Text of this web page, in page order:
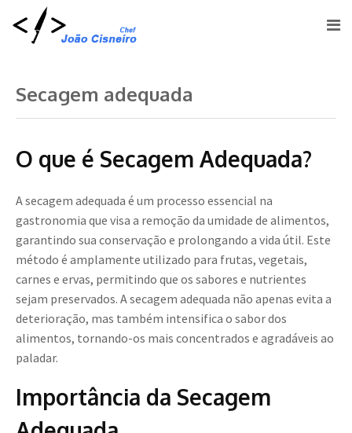
Secagem adequada
O que é Secagem Adequada?
A secagem adequada é um processo essencial na
gastronomia que visa a remoção da umidade de alimentos,
garantindo sua conservação e prolongando a vida útil. Este
método é amplamente utilizado para frutas, vegetais,
carnes e ervas, permitindo que os sabores e nutrientes
sejam preservados. A secagem adequada não apenas evita a
deterioração, mas também intensifica o sabor dos
alimentos, tornando-os mais concentrados e agradáveis ao
paladar.
Importância da Secagem